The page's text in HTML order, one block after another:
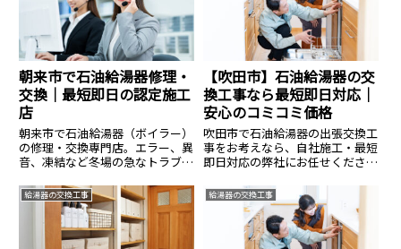
朝来市で石油給湯器修理・
交換｜最短即日の認定施工
店
朝来市で石油給湯器（ボイラー）
の修理・交換専門店。エラー、異
音、凍結など冬場の急なトラブル
の機器は部品終了のため新品交換
が確実でお得。在庫多数・直営価
格で最短即日の工事も可能です。
まずは無料見積もりを。
【吹田市】石油給湯器の交
換工事なら最短即日対応｜
安心のコミコミ価格
吹田市で石油給湯器の出張交換工
事をお考えなら、自社施工・最短
即日対応の弊社にお任せくださ
ルなど、本体＋標準工事費＋撤去
処分費を含めた安心のコミコミ価
格でご案内。有資格者による確実
な施工で急なトラブルを解決しま
給湯器の交換工事 給湯器の交換工事